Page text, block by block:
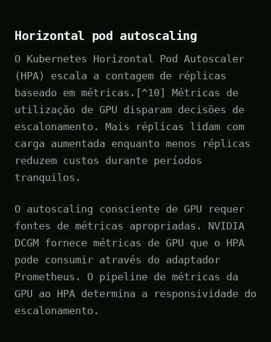
Horizontal pod autoscaling
O Kubernetes Horizontal Pod Autoscaler
(HPA) escala a contagem de réplicas
baseado em métricas.[^10] Métricas de
utilização de GPU disparam decisões de
escalonamento. Mais réplicas lidam com
carga aumentada enquanto menos réplicas
reduzem custos durante períodos
tranquilos.
O autoscaling consciente de GPU requer
fontes de métricas apropriadas. NVIDIA
DCGM fornece métricas de GPU que o HPA
pode consumir através do adaptador
Prometheus. O pipeline de métricas da
GPU ao HPA determina a responsividade do
escalonamento.